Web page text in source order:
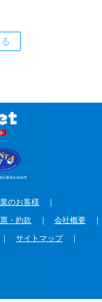
行業第3-3042号
のお客様 ｜
・約款 ｜ 会社概要 ｜
サイトマップ｜